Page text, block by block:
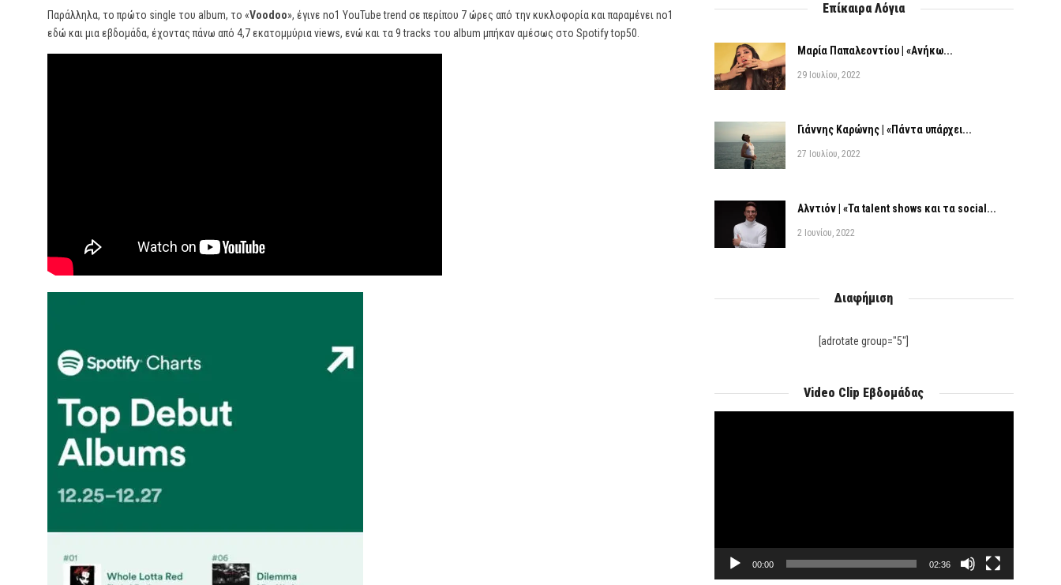
Παράλληλα, το πρώτο single του album, το «Voodoo», έγινε no1 YouTube trend σε περίπου 7 ώρες από την κυκλοφορία και παραμένει no1
εδώ και μια εβδομάδα, έχοντας πάνω από 4,7 εκατομμύρια views, ενώ και τα 9 tracks του album μπήκαν αμέσως στο Spotify top50.
Επίκαιρα Λόγια
Μαρία Παπαλεοντίου | «Ανήκω...
29 Ιουλίου, 2022
Γιάννης Καρώνης | «Πάντα υπάρχει...
27 Ιουλίου, 2022
Αλντιόν | «Τα talent shows και τα social...
2 Ιουνίου, 2022
Διαφήμιση
[adrotate group="5"]
Video Clip Εβδομάδας
00:00 02:36